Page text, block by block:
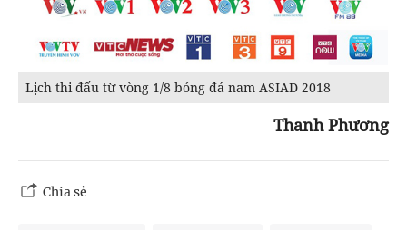
Lịch thi đấu từ vòng 1/8 bóng đá nam ASIAD 2018
Thanh Phương
Chia sẻ